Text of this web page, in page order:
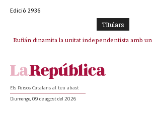
Edició 2936
TItulars
Rufián dinamita la unitat independentista amb un
Puigdemont reivindica la transparència del seu
Els Països Catalans al teu abast
Diumenge, 09 de agost del 2026